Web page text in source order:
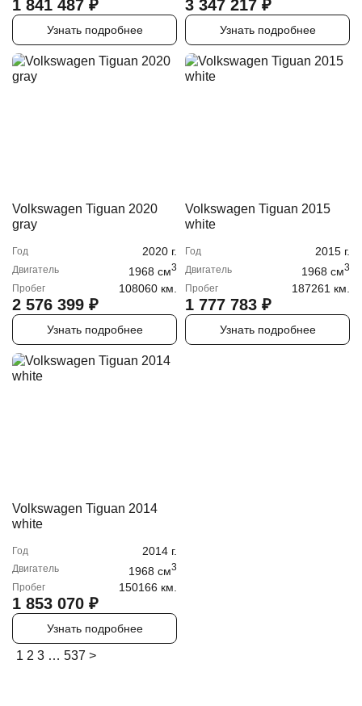
1 841 487 ₽
Узнать подробнее
3 347 217 ₽
Узнать подробнее
Volkswagen Tiguan 2020
gray
Год 2020 г.
Двигатель 1968 cм3
Пробег 108060 км.
2 576 399 ₽
Узнать подробнее
Volkswagen Tiguan 2015
white
Год 2015 г.
Двигатель 1968 cм3
Пробег 187261 км.
1 777 783 ₽
Узнать подробнее
Volkswagen Tiguan 2014
white
Год 2014 г.
Двигатель 1968 cм3
Пробег 150166 км.
1 853 070 ₽
Узнать подробнее
1 2 3 … 537 >